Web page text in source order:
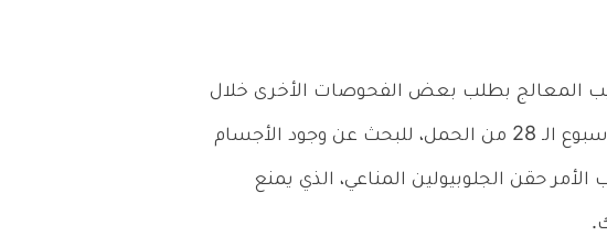
المعالج بطلب بعض الفحوصات الأخرى خلال
الثلث الأول من الحمل، وإعادة الفحص مرة أخرى في الأسبوع الـ 28 من الحمل، للبحث عن وجود الأجسام
حقن الجلوبيولين المناعي، الذي يمنع